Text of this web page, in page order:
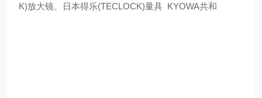
K)放大镜、日本得乐(TECLOCK)量具 KYOWA共和